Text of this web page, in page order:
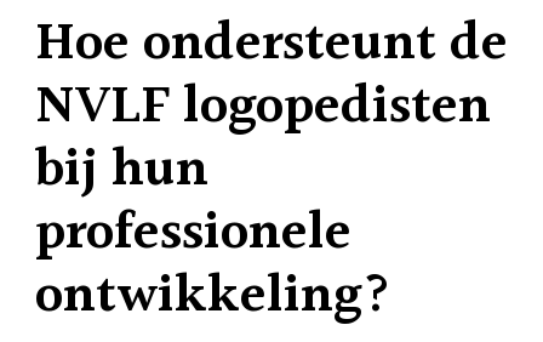
Hoe ondersteunt de
NVLF logopedisten
bij hun
professionele
ontwikkeling?